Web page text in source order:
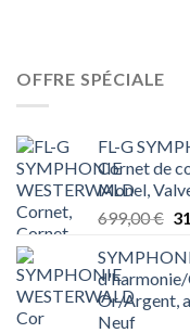
OFFRE SPÉCIALE
FL-G
Cornet de
Monel,
699,00€ Le
d'harmonie/
Or/Argent,
Neuf